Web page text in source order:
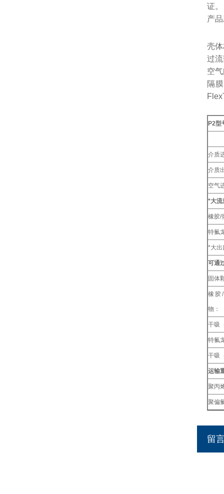
证。
产
壳体
过
空
隔
P2
介质
介质
空气
*大流
橡胶/
特氟
*大出
可通
固体
橡胶
物：
干吸
特氟
干吸
运输
聚丙
聚偏
留